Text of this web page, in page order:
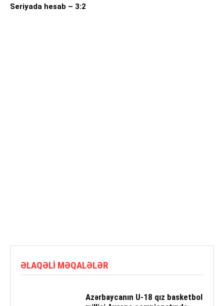
Seriyada hesab – 3:2
ƏLAQƏLI MƏQALƏLƏR
Azərbaycanın U-18 qız basketbol